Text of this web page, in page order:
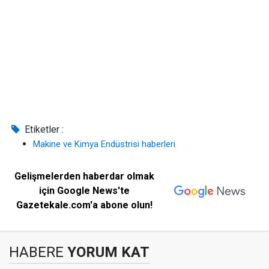
Etiketler :
Makine ve Kimya Endüstrisi haberleri
Gelişmelerden haberdar olmak
için Google News'te
Gazetekale.com'a abone olun!
HABERE YORUM KAT